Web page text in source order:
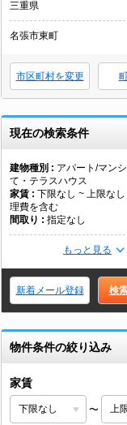
三重県
名張市東町
市区町村を変更
現在の検索条件
建物種別
アパート/マン
て・テラスハウス
家賃
下限なし ~ 上限な
理費を含む
間取り
指定なし
もっと見る
新着メール登録 検
物件条件の絞り込み
家賃
〜